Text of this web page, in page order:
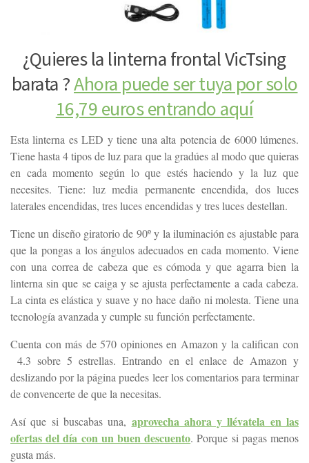
¿Quieres la linterna frontal VicTsing
barata ?Ahora puede ser tuya por solo
16,79 euros entrando aquí
Esta linterna es LED y tiene una alta potencia de 6000 lúmenes.
Tiene hasta 4 tipos de luz para que la gradúes al modo que quieras
en cada momento según lo que estés haciendo y la luz que
necesites. Tiene: luz media permanente encendida, dos luces
laterales encendidas, tres luces encendidas y tres luces destellan.
Tiene un diseño giratorio de 90º y la iluminación es ajustable para
que la pongas a los ángulos adecuados en cada momento. Viene
con una correa de cabeza que es cómoda y que agarra bien la
linterna sin que se caiga y se ajusta perfectamente a cada cabeza.
La cinta es elástica y suave y no hace daño ni molesta. Tiene una
tecnología avanzada y cumple su función perfectamente.
Cuenta con más de 570 opiniones en Amazon y la califican con
4.3 sobre 5 estrellas. Entrando en el enlace de Amazon y
deslizando por la página puedes leer los comentarios para terminar
de convencerte de que la necesitas.
Así que si buscabas una, aprovecha ahora y llévatela en las
ofertas del día con un buen descuento. Porque si pagas menos
gusta más.